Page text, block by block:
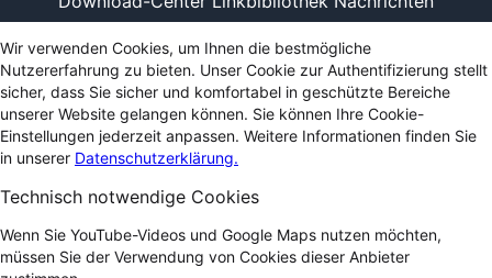
Wir verwenden Cookies, um Ihnen die bestmögliche
Nutzererfahrung zu bieten. Unser Cookie zur Authentifizierung stellt
sicher, dass Sie sicher und komfortabel in geschützte Bereiche
unserer Website gelangen können. Sie können Ihre Cookie-
Einstellungen jederzeit anpassen. Weitere Informationen finden Sie
in unserer Datenschutzerklärung.
Technisch notwendige Cookies
Wenn Sie YouTube-Videos und Google Maps nutzen möchten,
müssen Sie der Verwendung von Cookies dieser Anbieter